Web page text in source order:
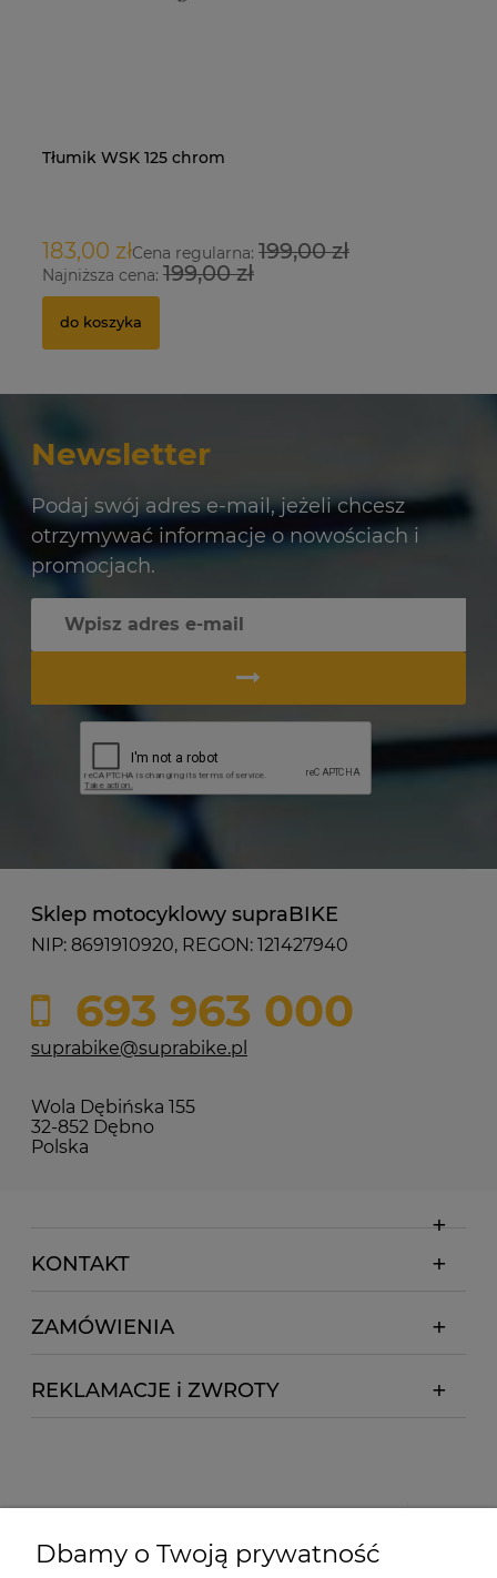
Tłumik WSK 125 chrom
183,00 złCena regularna: 199,00 zł
Najniższa cena: 199,00 zł
do koszyka
Newsletter
Podaj swój adres e-mail, jeżeli chcesz
otrzymywać informacje o nowościach i
promocjach.
Sklep motocyklowy supraBIKE
NIP: 8691910920, REGON: 121427940
693 963 000
suprabike@suprabike.pl
Wola Dębińska 155
32-852 Dębno
Polska
KONTAKT
ZAMÓWIENIA
REKLAMACJE i ZWROTY
Dbamy o Twoją prywatność